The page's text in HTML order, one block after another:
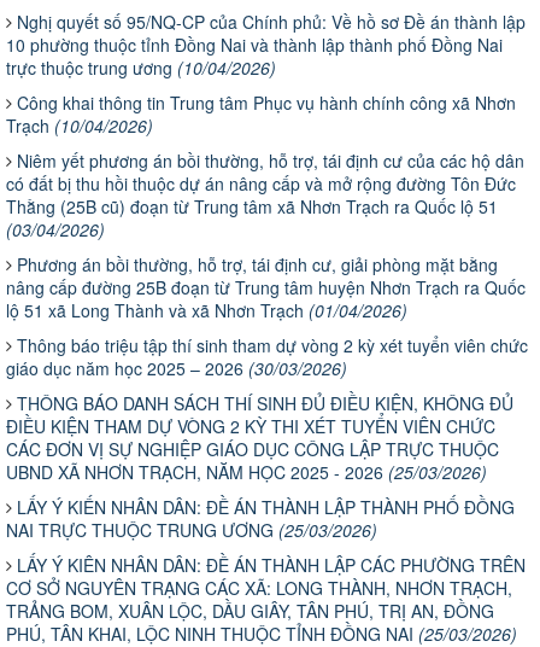
Nghị quyết số 95/NQ-CP của Chính phủ: Về hồ sơ Đề án thành lập
10 phường thuộc tỉnh Đồng Nai và thành lập thành phố Đồng Nai
trực thuộc trung ương (10/04/2026)
Công khai thông tin Trung tâm Phục vụ hành chính công xã Nhơn
Trạch (10/04/2026)
Niêm yết phương án bồi thường, hỗ trợ, tái định cư của các hộ dân
có đất bị thu hồi thuộc dự án nâng cấp và mở rộng đường Tôn Đức
Thằng (25B cũ) đoạn từ Trung tâm xã Nhơn Trạch ra Quốc lộ 51
(03/04/2026)
Phương án bồi thường, hỗ trợ, tái định cư, giải phòng mặt bằng
nâng cấp đường 25B đoạn từ Trung tâm huyện Nhơn Trạch ra Quốc
lộ 51 xã Long Thành và xã Nhơn Trạch (01/04/2026)
Thông báo triệu tập thí sinh tham dự vòng 2 kỳ xét tuyển viên chức
giáo dục năm học 2025 – 2026 (30/03/2026)
THÔNG BÁO DANH SÁCH THÍ SINH ĐỦ ĐIỀU KIỆN, KHÔNG ĐỦ
ĐIỀU KIỆN THAM DỰ VÒNG 2 KỲ THI XÉT TUYỂN VIÊN CHỨC
CÁC ĐƠN VỊ SỰ NGHIỆP GIÁO DỤC CÔNG LẬP TRỰC THUỘC
UBND XÃ NHƠN TRẠCH, NĂM HỌC 2025 - 2026 (25/03/2026)
LẤY Ý KIẾN NHÂN DÂN: ĐỀ ÁN THÀNH LẬP THÀNH PHỐ ĐỒNG
NAI TRỰC THUỘC TRUNG ƯƠNG (25/03/2026)
LẤY Ý KIÊN NHÂN DÂN: ĐỀ ÁN THÀNH LẬP CÁC PHƯỜNG TRÊN
CƠ SỞ NGUYÊN TRẠNG CÁC XÃ: LONG THÀNH, NHƠN TRẠCH,
TRẢNG BOM, XUÂN LỘC, DẦU GIÂY, TÂN PHÚ, TRỊ AN, ĐỒNG
PHÚ, TÂN KHAI, LỘC NINH THUỘC TỈNH ĐỒNG NAI (25/03/2026)